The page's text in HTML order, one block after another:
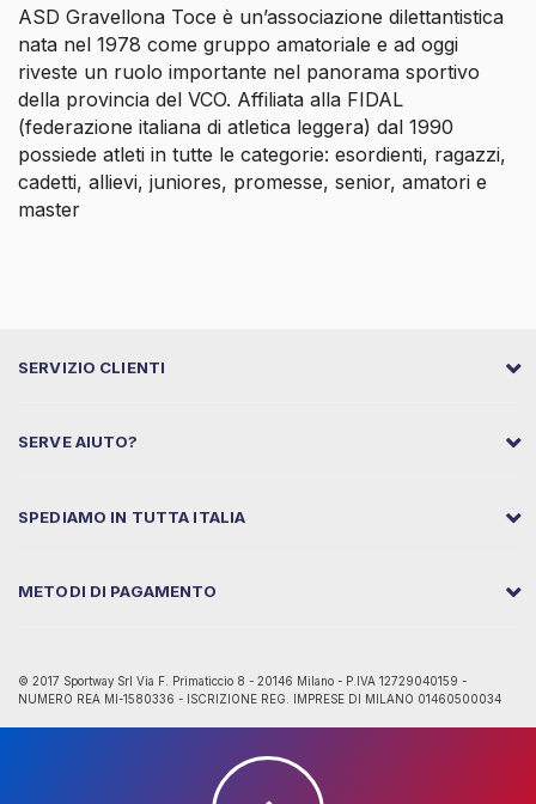
ASD Gravellona Toce è un’associazione dilettantistica
nata nel 1978 come gruppo amatoriale e ad oggi
riveste un ruolo importante nel panorama sportivo
della provincia del VCO. Affiliata alla FIDAL
(federazione italiana di atletica leggera) dal 1990
possiede atleti in tutte le categorie: esordienti, ragazzi,
cadetti, allievi, juniores, promesse, senior, amatori e
master
SERVIZIO CLIENTI
SERVE AIUTO?
SPEDIAMO IN TUTTA ITALIA
METODI DI PAGAMENTO
© 2017 Sportway Srl Via F. Primaticcio 8 - 20146 Milano - P.IVA 12729040159 -
NUMERO REA MI-1580336 - ISCRIZIONE REG. IMPRESE DI MILANO 01460500034